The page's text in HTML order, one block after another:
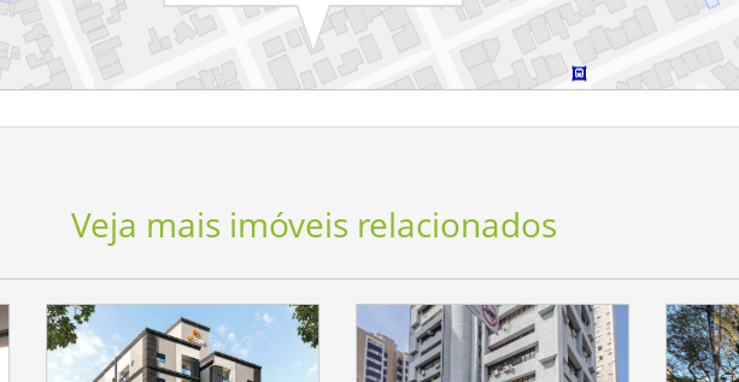
Veja mais imóveis relacionados